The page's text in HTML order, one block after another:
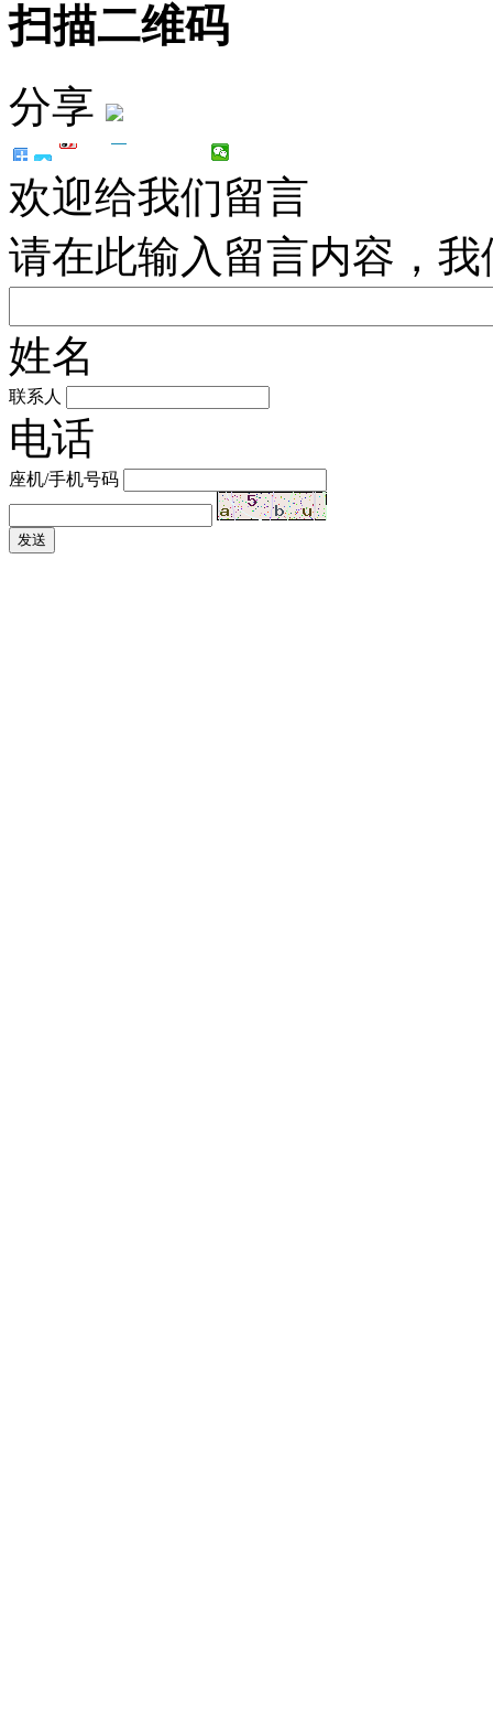
扫描二维码
分享
欢迎给我们留言
请在此输入留言内容，
姓名
联系人
电话
座机/手机号码